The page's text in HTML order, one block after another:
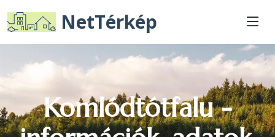
NetTérkép
Komlódtótfalu -